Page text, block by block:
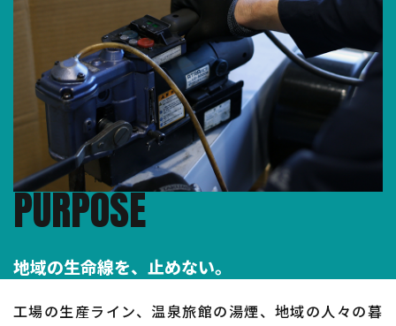
PURPOSE
地域の生命線を、止めない。
工場の生産ライン、温泉旅館の湯煙、地域の人々の暮